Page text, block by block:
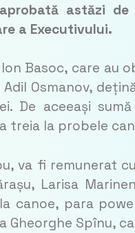
astăzi
a Executivului.
Basoc, care au
Osmanov,
De aceeași
treia la probele
va fi remunerat
Larisa
canoe, para
Gheorghe Spînu,